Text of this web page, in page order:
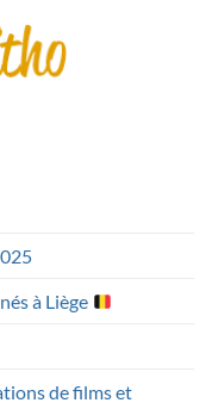
à Liège
de films et